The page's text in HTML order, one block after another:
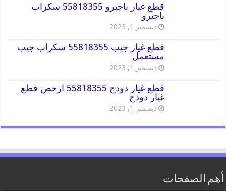
قطع غيار باجيرو 55818355 سكراب
باجيرو
ديسمبر 1, 2023
قطع غيار جيب 55818355 سكراب جيب
مستعمل
ديسمبر 1, 2023
قطع غيار دودج 55818355 ارخص قطع
غيار دودج
ديسمبر 1, 2023
أهم الصفحات